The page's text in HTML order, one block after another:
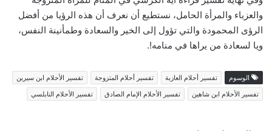
والعزباء والمرأة الحامل، نستطيع أن نعرف أن هذه الرؤيا من أفضل
الرؤى المحمودة والتي تؤول إلى الخير والسعادة وطمأنينة النفس،
ويا لسعادة من يراها في منامه!.
الوسوم تفسير أحلام العازبة تفسير أحلام المتزوجة
تفسير الأحلام ابن سيرين
تفسير الأحلام ابن شاهين
تفسير الأحلام الإمام الصادق تفسير الأحلام النابلسي